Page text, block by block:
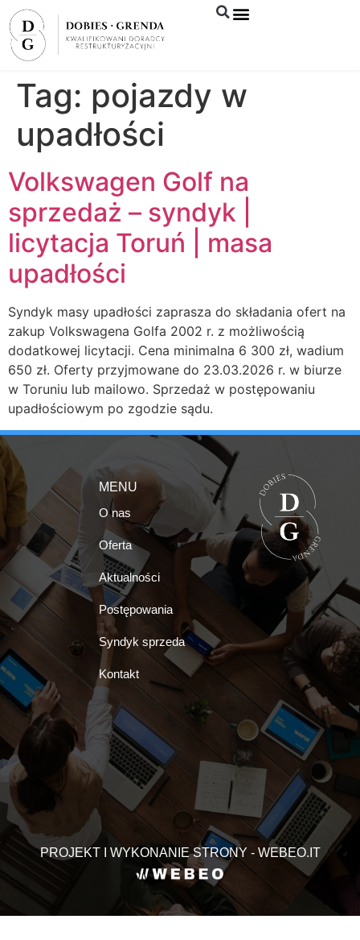
Tag: pojazdy w
upadłości
Volkswagen Golf na
sprzedaż – syndyk |
licytacja Toruń | masa
upadłości
Syndyk masy upadłości zaprasza do składania ofert na
zakup Volkswagena Golfa 2002 r. z możliwością
dodatkowej licytacji. Cena minimalna 6 300 zł, wadium
650 zł. Oferty przyjmowane do 23.03.2026 r. w biurze
w Toruniu lub mailowo. Sprzedaż w postępowaniu
upadłościowym po zgodzie sądu.
MENU
O nas
Oferta
Aktualności
Postępowania
Syndyk sprzeda
Kontakt
PROJEKT I WYKONANIE STRONY - WEBEO.IT